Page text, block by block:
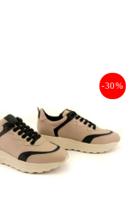
-30%